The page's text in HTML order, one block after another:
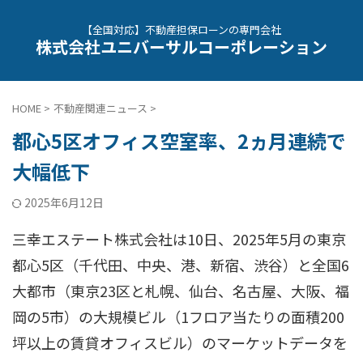
【全国対応】不動産担保ローンの専門会社
株式会社ユニバーサルコーポレーション
HOME > 不動産関連ニュース >
都心5区オフィス空室率、2ヵ月連続で
大幅低下
2025年6月12日
三幸エステート株式会社は10日、2025年5月の東京
都心5区（千代田、中央、港、新宿、渋谷）と全国6
大都市（東京23区と札幌、仙台、名古屋、大阪、福
岡の5市）の大規模ビル（1フロア当たりの面積200
坪以上の賃貸オフィスビル）のマーケットデータを